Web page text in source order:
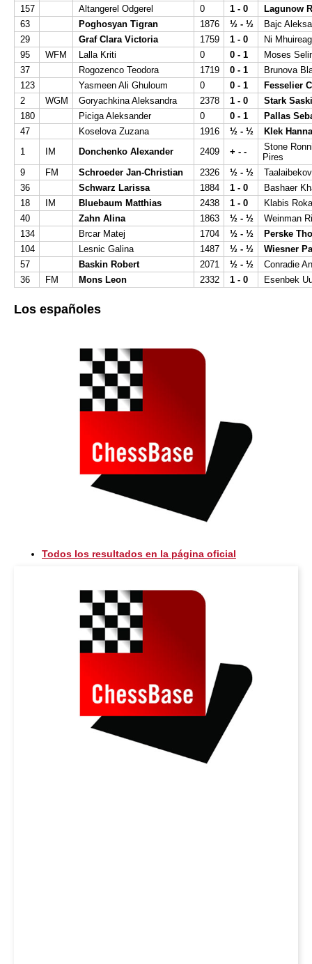
157 Altangerel Odgerel 0 1 - 0
Lagunow
63
Poghosyan Tigran 1876 ½ - ½
Bajc
29
Graf Clara Victoria 1759 1 - 0
Ni
95
WFM Lalla Kriti 0 0 - 1
Moses
37
Rogozenco Teodora 1719 0 - 1
Brunova
123
Yasmeen Ali Ghuloum 0 0 - 1
Fesselier
2
WGM Goryachkina Aleksandra 2378 1 - 0
Stark
180
Piciga Aleksander 0 0 - 1
Pallas
47
Koselova Zuzana 1916 ½ - ½
Klek
1
IM Donchenko Alexander 2409 + - -
Stone
Pires
9
FM Schroeder Jan-Christian 2326 ½ - ½
36
Schwarz Larissa 1884 1 - 0
Bashaer
18
IM Bluebaum Matthias 2438 1 - 0
Klabis
40
Zahn Alina 1863 ½ - ½
Weinman
134
Brcar Matej 1704 ½ - ½
Perske
104
Lesnic Galina 1487 ½ - ½
Wiesner
57
Baskin Robert 2071 ½ - ½
Conradie
36
FM Mons Leon 2332 1 - 0 Esenbek
Los españoles
Todos los resultados en la página oficial